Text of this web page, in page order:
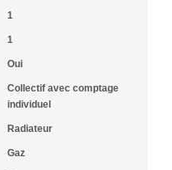
1
1
Oui
Collectif avec comptage
individuel
Radiateur
Gaz